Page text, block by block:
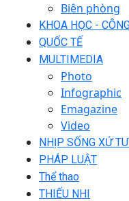
Biên phòng
KHOA HỌC -
QUỐC TẾ
MULTIMEDIA
Photo
Infographic
Emagazine
Video
NHỊP SỐNG XỨ
PHÁP LUẬT
Thể thao
THIẾU NHI